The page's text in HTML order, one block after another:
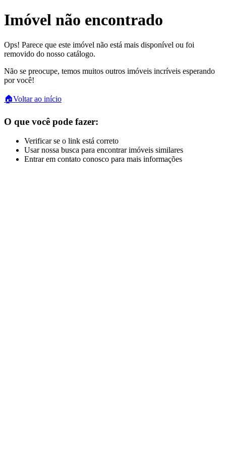
Imóvel não encontrado
Ops! Parece que este imóvel não está mais disponível ou foi
removido do nosso catálogo.
Não se preocupe, temos muitos outros imóveis incríveis esperando
por você!
🏠Voltar ao início
O que você pode fazer:
Verificar se o link está correto
Usar nossa busca para encontrar imóveis similares
Entrar em contato conosco para mais informações